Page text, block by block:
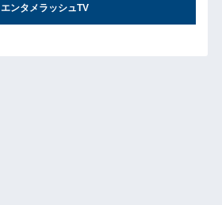
エンタメラッシュTV